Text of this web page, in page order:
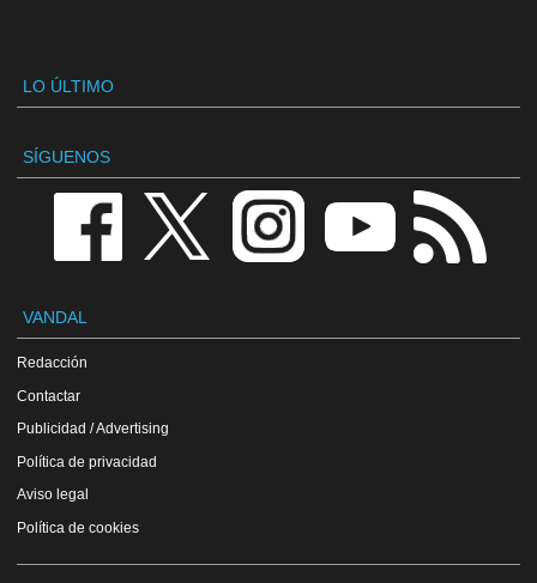
LO ÚLTIMO
SÍGUENOS
VANDAL
Redacción
Contactar
Publicidad / Advertising
Política de privacidad
Aviso legal
Política de cookies